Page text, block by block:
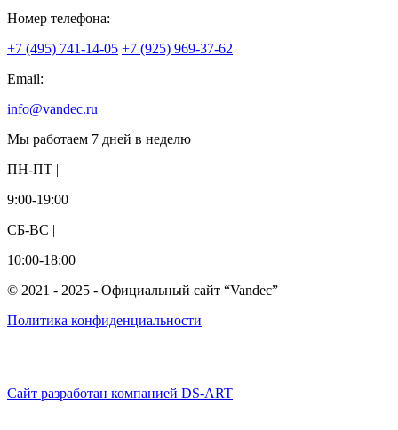
Номер телефона:
+7 (495) 741-14-05 +7 (925) 969-37-62
Email:
info@vandec.ru
Мы работаем 7 дней в неделю
ПН-ПТ |
9:00-19:00
СБ-ВС |
10:00-18:00
© 2021 - 2025 - Официальный сайт “Vandec”
Политика конфиденциальности
Сайт разработан компанией DS-ART